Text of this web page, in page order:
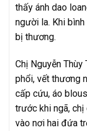
thấy ánh dao
người la. Khi
bị thương.
Chị Nguyễn
phổi, vết thương
cấp cứu, áo
trước khi ngã, chị
vào nơi hai đứa